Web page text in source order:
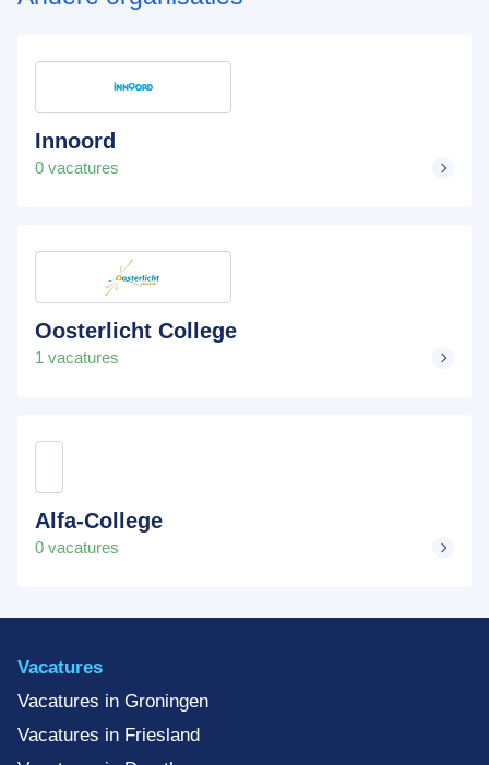
Innoord
0 vacatures
Oosterlicht College
1 vacatures
Alfa-College
0 vacatures
Vacatures
Vacatures in Groningen
Vacatures in Friesland